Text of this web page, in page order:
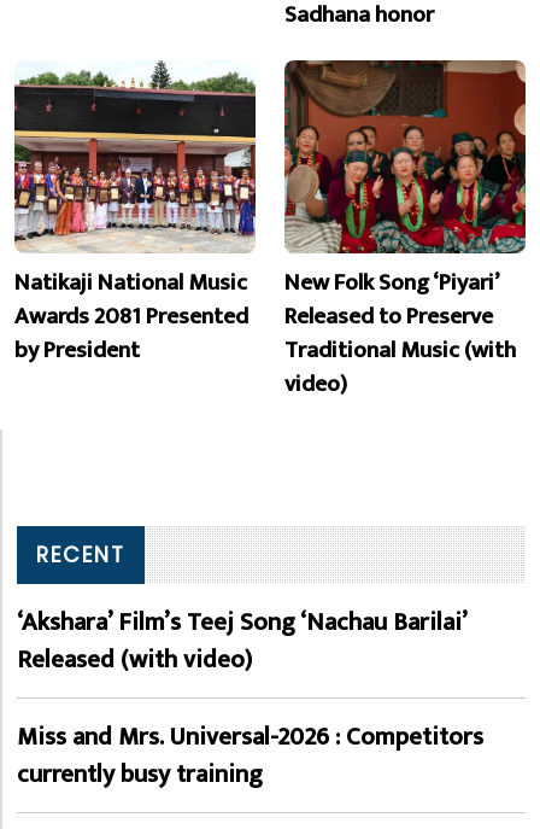
Sadhana honor
Natikaji National Music
Awards 2081 Presented
by President
New Folk Song ‘Piyari’
Released to Preserve
Traditional Music (with
video)
RECENT
‘Akshara’ Film’s Teej Song ‘Nachau Barilai’
Released (with video)
Miss and Mrs. Universal-2026 : Competitors
currently busy training